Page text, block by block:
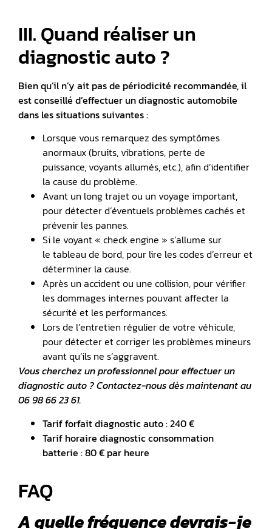
III. Quand réaliser un
diagnostic auto ?
Bien qu’il n’y ait pas de périodicité recommandée, il
est conseillé d’effectuer un diagnostic automobile
dans les situations suivantes :
Lorsque vous remarquez des symptômes
anormaux (bruits, vibrations, perte de
puissance, voyants allumés, etc.), afin d’identifier
la cause du problème.
Avant un long trajet ou un voyage important,
pour détecter d’éventuels problèmes cachés et
prévenir les pannes.
Si le voyant « check engine » s’allume sur
le tableau de bord, pour lire les codes d’erreur et
déterminer la cause.
Après un accident ou une collision, pour vérifier
les dommages internes pouvant affecter la
sécurité et les performances.
Lors de l’entretien régulier de votre véhicule,
pour détecter et corriger les problèmes mineurs
avant qu’ils ne s’aggravent.
Vous cherchez un professionnel pour effectuer un
diagnostic auto ? Contactez-nous dès maintenant au
06 98 66 23 61.
Tarif forfait diagnostic auto : 240 €
Tarif horaire diagnostic consommation
batterie : 80 € par heure
FAQ
A quelle fréquence devrais-je